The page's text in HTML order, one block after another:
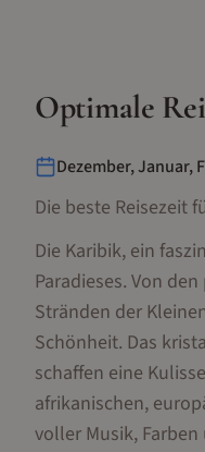
Optimale
Dezember, Januar,
Die beste Reisezeit
Die Karibik, ein
Paradieses. Von
Stränden der
Schönheit. Das
schaffen eine
afrikanischen,
voller Musik,